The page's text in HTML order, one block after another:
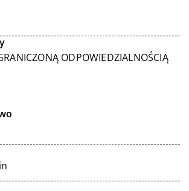
ODPOWIEDZIALNOŚCIĄ